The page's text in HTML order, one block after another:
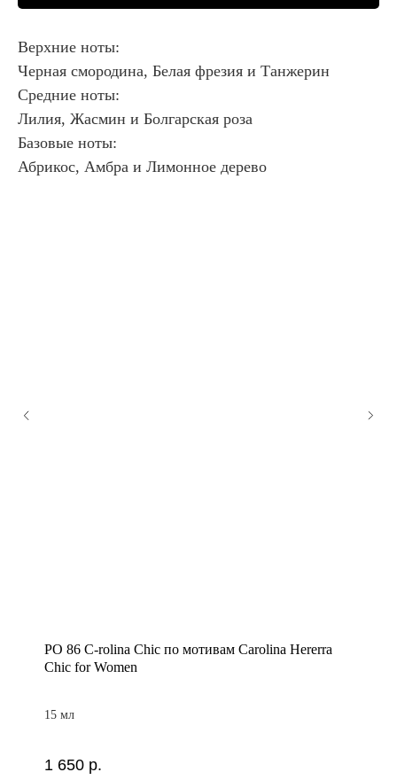
Верхние ноты:
Черная смородина, Белая фрезия и Танжерин
Средние ноты:
Лилия, Жасмин и Болгарская роза
Базовые ноты:
Абрикос, Амбра и Лимонное дерево
PO 86 C-rolina Chic по мотивам Carolina Hererra
Chic for Women
15 мл
1 650 р.